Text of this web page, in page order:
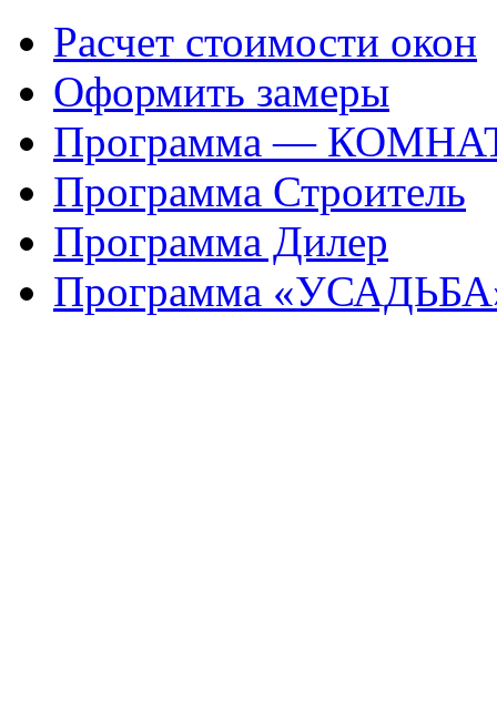
Расчет стоимости окон
Оформить замеры
Программа —
Программа Строитель
Программа Дилер
Программа